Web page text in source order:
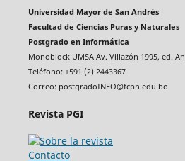
Universidad Mayor de San Andrés
Facultad de Ciencias Puras y Naturales
Postgrado en Informática
Monoblock UMSA Av. Villazón 1995, ed.
Teléfono: +591 (2) 2443367
Correo: postgradoINFO@fcpn.edu.bo
Revista PGI
Contacto